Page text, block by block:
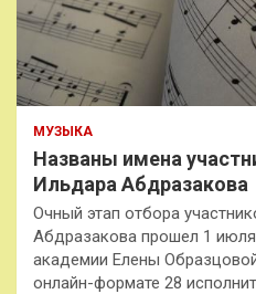
МУЗЫКА
Названы имена
Ильдара Абдразакова
Очный этап отбора
Абдразакова прошел 1
академии Елены
онлайн-формате 28